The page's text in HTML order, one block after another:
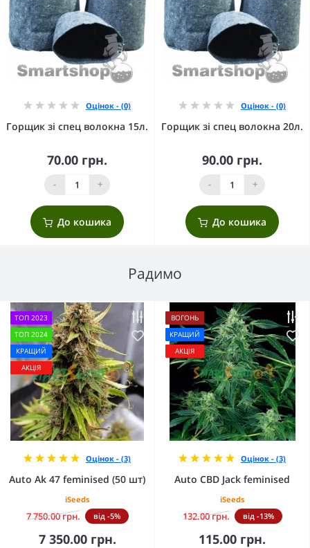
Оцінок - (0)
Горщик зі спец волокна 15л.
70.00 грн.
- +
До кошика
Оцінок - (0)
Горщик зі спец волокна 20л.
90.00 грн.
- +
До кошика
Радимо
ТОП 2023
ТОП 2024
КРАЩИЙ
АКЦІЯ
Оцінок - (3)
Auto Ak 47 feminised (50 шт)
iSeeds
7 750.00 грн. від -5%
7 350.00 грн.
ВОГОНЬ
КРАЩИЙ
АКЦІЯ
Оцінок - (3)
Auto CBD Jack feminised
iSeeds
132.00 грн. від -13%
115.00 грн.